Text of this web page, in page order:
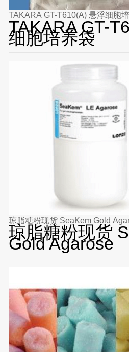
TAKARA GT-T610(A) 悬浮细胞
TAKARA GT-
细胞培养袋
琼脂糖粉现货 SeaKem Gold
琼脂糖粉现货
Gold Agarose